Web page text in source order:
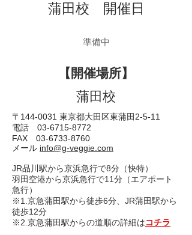
蒲田校 開催日
準備中
【開催場所】
​蒲田校
〒144-0031 東京都大田区東蒲田2-5-11
電話 03-6715-8772
FAX 03-6733-8760
​メール info@g-veggie.com
JR品川駅から京浜急行で8分（快特）
羽田空港から京浜急行で11分（エアポート
急行）
※1.京急蒲田駅から徒歩6分、JR蒲田駅から
徒歩12分
※2.京急蒲田駅からの道順の詳細はコチラ